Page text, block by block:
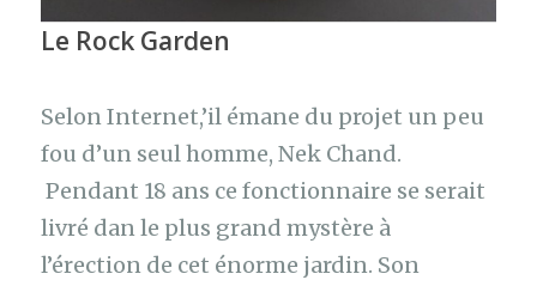
Le Rock Garden
Selon Internet,’il émane du projet un peu
fou d’un seul homme, Nek Chand.
Pendant 18 ans ce fonctionnaire se serait
livré dan le plus grand mystère à
l’érection de cet énorme jardin. Son